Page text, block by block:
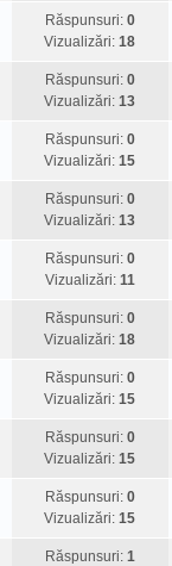
Răspunsuri: 0
Vizualizări:18
Răspunsuri: 0
Vizualizări:13
Răspunsuri: 0
Vizualizări:15
Răspunsuri: 0
Vizualizări:13
Răspunsuri: 0
Vizualizări: 11
Răspunsuri: 0
Vizualizări:18
Răspunsuri: 0
Vizualizări:15
Răspunsuri: 0
Vizualizări:15
Răspunsuri: 0
Vizualizări:15
Răspunsuri: 1